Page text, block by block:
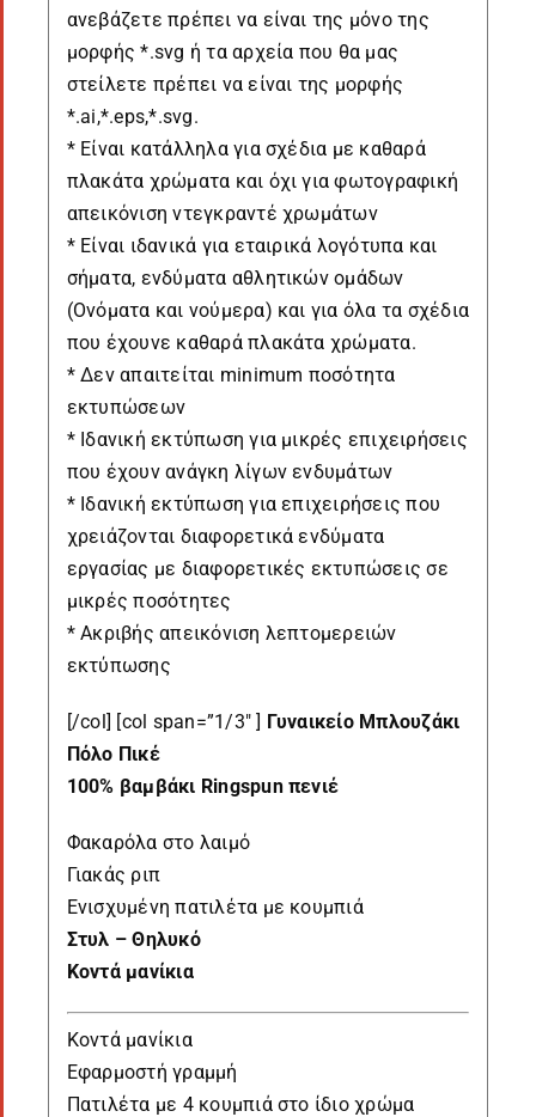
ανεβάζετε πρέπει να είναι της μόνο της
μορφής *.svg ή τα αρχεία που θα μας
στείλετε πρέπει να είναι της μορφής
*.ai,*.eps,*.svg.
* Είναι κατάλληλα για σχέδια με καθαρά
πλακάτα χρώματα και όχι για φωτογραφική
απεικόνιση ντεγκραντέ χρωμάτων
* Είναι ιδανικά για εταιρικά λογότυπα και
σήματα, ενδύματα αθλητικών ομάδων
(Ονόματα και νούμερα) και για όλα τα σχέδια
που έχουνε καθαρά πλακάτα χρώματα.
* Δεν απαιτείται minimum ποσότητα
εκτυπώσεων
* Ιδανική εκτύπωση για μικρές επιχειρήσεις
που έχουν ανάγκη λίγων ενδυμάτων
* Ιδανική εκτύπωση για επιχειρήσεις που
χρειάζονται διαφορετικά ενδύματα
εργασίας με διαφορετικές εκτυπώσεις σε
μικρές ποσότητες
* Ακριβής απεικόνιση λεπτομερειών
εκτύπωσης
[/col] [col span=”1/3″ ] Γυναικείο Μπλουζάκι
Πόλο Πικέ
100% βαμβάκι Ringspun πενιέ
Φακαρόλα στο λαιμό
Γιακάς ριπ
Ενισχυμένη πατιλέτα με κουμπιά
Στυλ – Θηλυκό
Κοντά μανίκια
Κοντά μανίκια
Εφαρμοστή γραμμή
Πατιλέτα με 4 κουμπιά στο ίδιο χρώμα